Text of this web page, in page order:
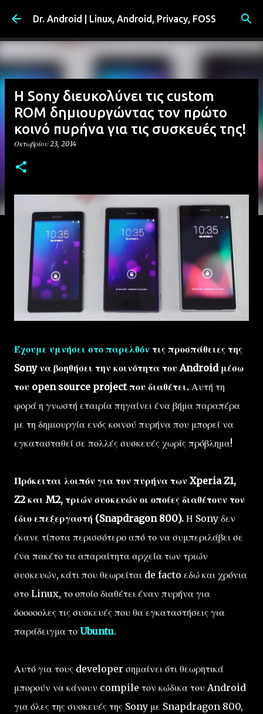
Μετάβαση στο κύριο περιεχόμενο
Dr. Android | Linux, Android, Privacy, FOSS
Η Sony διευκολύνει τις custom
ROM δημιουργώντας τον πρώτο
κοινό πυρήνα για τις συσκευές της!
Οκτωβρίου 23, 2014
Έχουμε υμνήσει στο παρελθόν τις προσπάθειες της
Sony να βοηθήσει την κοινότητα του Android μέσω
του open source project που διαθέτει. Αυτή τη
φορά η γνωστή εταιρία πηγαίνει ένα βήμα παραπέρα
με τη δημιουργία ενός κοινού πυρήνα που μπορεί να
εγκατασταθεί σε πολλές συσκευές χωρίς πρόβλημα!
Πρόκειται λοιπόν για τον πυρήνα των Xperia Z1,
Z2 και M2, τριών συσκευών οι οποίες διαθέτουν τον
ίδιο επεξεργαστή (Snapdragon 800). Η Sony δεν
έκανε τίποτα περισσότερο από το να συμπεριλάβει σε
ένα πακέτο τα απαραίτητα αρχεία των τριών
συσκευών, κάτι που θεωρείται de facto εδώ και χρόνια
στο Linux, το οποίο διαθέτει έναν πυρήνα για
όοοοοολες τις συσκευές που θα εγκαταστήσεις για
παράδειγμα το Ubuntu.
Αυτό για τους developer σημαίνει ότι θεωρητικά
μπορούν να κάνουν compile τον κώδικα του Android
για όλες της συσκευές της Sony με Snapdragon 800,